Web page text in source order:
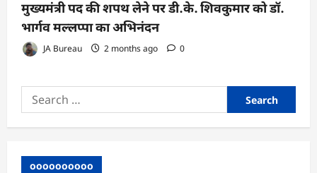
मुख्यमंत्री पद की शपथ लेने पर डी.के. शिवकुमार को डॉ.
भार्गव मल्लप्पा का अभिनंदन
JA Bureau 2 months ago 0
Search
for:
oooooooooo